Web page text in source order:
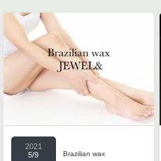
2021
5/9
Brazilian wax